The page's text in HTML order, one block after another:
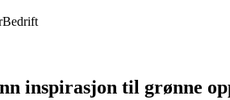
Bedrift
inspirasjon til grønne